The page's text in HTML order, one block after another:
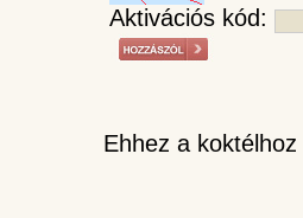
Aktivációs kód:
Ehhez a